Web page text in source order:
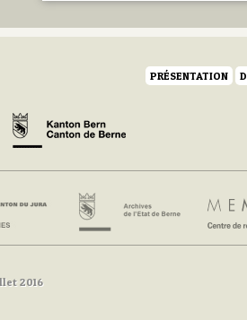
PRÉSENTATION
2016